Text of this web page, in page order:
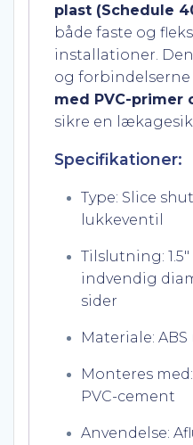
plast (Schedule
både faste og
installationer.
og forbindelserne
med PVC-primer
sikre en
Specifikationer:
Type: Slice
lukkeventil
Tilslutning:
indvendig
sider
Materiale: ABS
Monteres
PVC-cement
Anvendelse: